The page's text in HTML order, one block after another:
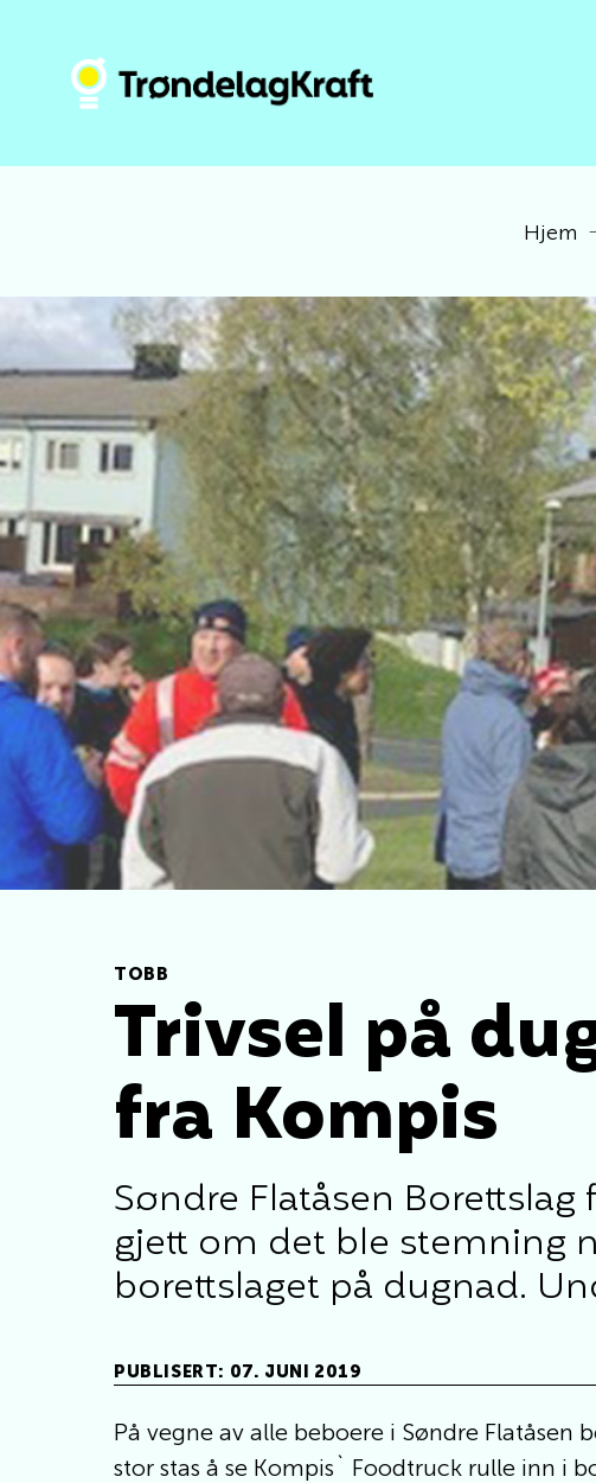
Hjem
TOBB
Trivsel på
fra Kompis
Søndre Flatåsen
gjett om det ble stemning
borettslaget på dugnad.
PUBLISERT: 07. JUNI 2019
På vegne av alle beboere i Søndre
stor stas å se Kompis` Foodtruck rulle inn i